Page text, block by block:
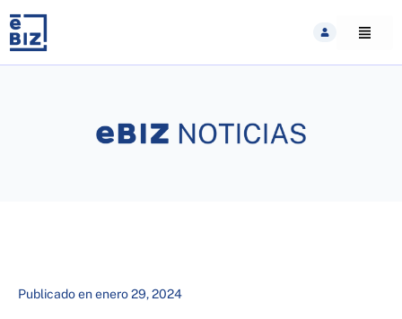
content
Publicado enenero 29, 2024